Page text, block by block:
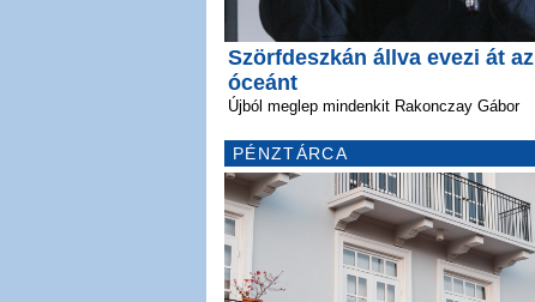
Szörfdeszkán állva evezi át az
óceánt
Újból meglep mindenkit Rakonczay Gábor
PÉNZTÁRCA